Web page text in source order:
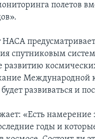
полетов
предусматривает
спутниковым
развитию
Международной
развиваться и
«Есть
годы и